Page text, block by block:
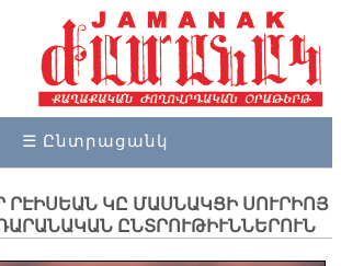
☰ Ընտրացանկ
ՐԷԻՍԵԱՆ ԿԸ ՄԱՍՆԱԿՑԻ ՍՈՒՐԻՈՅ
ԸՆՏՐՈՒԹԻՒՆՆԵՐՈՒՆ